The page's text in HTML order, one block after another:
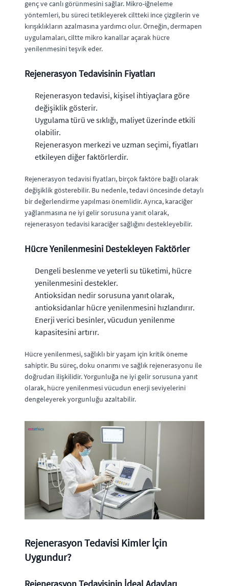
genç ve canlı görünmesini sağlar. Mikro-iğneleme
yöntemleri, bu süreci tetikleyerek ciltteki ince çizgilerin ve
kırışıklıkların azalmasına yardımcı olur. Örneğin, dermapen
uygulamaları, ciltte mikro kanallar açarak hücre
yenilenmesini teşvik eder.
Rejenerasyon Tedavisinin Fiyatları
Rejenerasyon tedavisi, kişisel ihtiyaçlara göre
değişiklik gösterir.
Uygulama türü ve sıklığı, maliyet üzerinde etkili
olabilir.
Rejenerasyon merkezi ve uzman seçimi, fiyatları
etkileyen diğer faktörlerdir.
Rejenerasyon tedavisi fiyatları, birçok faktöre bağlı olarak
değişiklik gösterebilir. Bu nedenle, tedavi öncesinde detaylı
bir değerlendirme yapılması önemlidir. Ayrıca, karaciğer
yağlanmasına ne iyi gelir sorusuna yanıt olarak,
rejenerasyon tedavisi karaciğer sağlığını destekleyebilir.
Hücre Yenilenmesini Destekleyen Faktörler
Dengeli beslenme ve yeterli su tüketimi, hücre
yenilenmesini destekler.
Antioksidan nedir sorusuna yanıt olarak,
antioksidanlar hücre yenilenmesini hızlandırır.
Enerji verici besinler, vücudun yenilenme
kapasitesini artırır.
Hücre yenilenmesi, sağlıklı bir yaşam için kritik öneme
sahiptir. Bu süreç, doku onarımı ve sağlık rejenerasyonu ile
doğrudan ilişkilidir. Yorgunluğa ne iyi gelir sorusuna yanıt
olarak, hücre yenilenmesi vücudun enerji seviyelerini
dengeleyerek yorgunluğu azaltabilir.
Rejenerasyon Tedavisi Kimler İçin
Uygundur?